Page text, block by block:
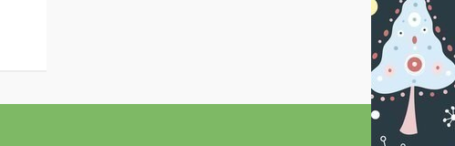
18 Декабря 2022 - 25
Центр Развития
волшебников"